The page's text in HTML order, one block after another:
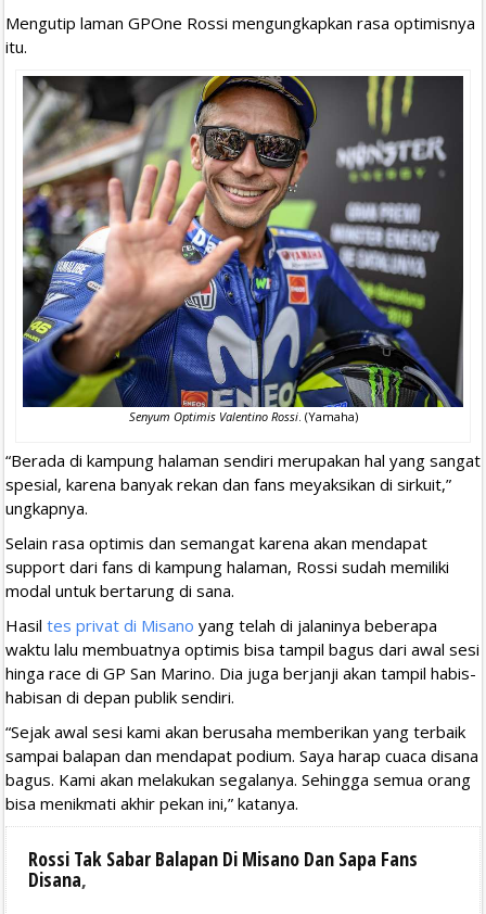
Mengutip laman GPOne Rossi mengungkapkan rasa optimisnya
itu.
Senyum Optimis Valentino Rossi. (Yamaha)
“Berada di kampung halaman sendiri merupakan hal yang sangat
spesial, karena banyak rekan dan fans meyaksikan di sirkuit,”
ungkapnya.
Selain rasa optimis dan semangat karena akan mendapat
support dari fans di kampung halaman, Rossi sudah memiliki
modal untuk bertarung di sana.
Hasil tes privat di Misano yang telah di jalaninya beberapa
waktu lalu membuatnya optimis bisa tampil bagus dari awal sesi
hinga race di GP San Marino. Dia juga berjanji akan tampil habis-
habisan di depan publik sendiri.
“Sejak awal sesi kami akan berusaha memberikan yang terbaik
sampai balapan dan mendapat podium. Saya harap cuaca disana
bagus. Kami akan melakukan segalanya. Sehingga semua orang
bisa menikmati akhir pekan ini,” katanya.
Rossi Tak Sabar Balapan Di Misano Dan Sapa Fans
Disana,